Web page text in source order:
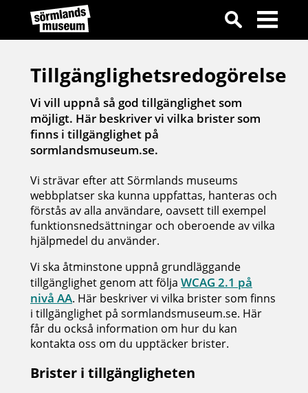
Tillgänglighetsredogörelse
Vi vill uppnå så god tillgänglighet som
möjligt. Här beskriver vi vilka brister som
finns i tillgänglighet på
sormlandsmuseum.se.
Vi strävar efter att Sörmlands museums
webbplatser ska kunna uppfattas, hanteras och
förstås av alla användare, oavsett till exempel
funktionsnedsättningar och oberoende av vilka
hjälpmedel du använder.
Vi ska åtminstone uppnå grundläggande
tillgänglighet genom att följa WCAG 2.1 på
nivå AA. Här beskriver vi vilka brister som finns
i tillgänglighet på sormlandsmuseum.se. Här
får du också information om hur du kan
kontakta oss om du upptäcker brister.
Brister i tillgängligheten